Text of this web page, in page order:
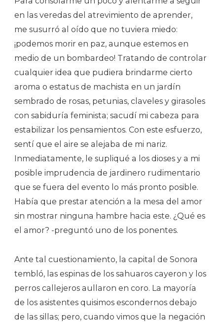
en las veredas del atrevimiento de aprender,
me susurró al oído que no tuviera miedo:
¡podemos morir en paz, aunque estemos en
medio de un bombardeo! Tratando de controlar
cualquier idea que pudiera brindarme cierto
aroma o estatus de machista en un jardín
sembrado de rosas, petunias, claveles y girasoles
con sabiduría feminista; sacudí mi cabeza para
estabilizar los pensamientos. Con este esfuerzo,
sentí que el aire se alejaba de mi nariz.
Inmediatamente, le supliqué a los dioses y a mi
posible imprudencia de jardinero rudimentario
que se fuera del evento lo más pronto posible.
Había que prestar atención a la mesa del amor
sin mostrar ninguna hambre hacia este. ¿Qué es
el amor? -preguntó uno de los ponentes.
Ante tal cuestionamiento, la capital de Sonora
tembló, las espinas de los sahuaros cayeron y los
perros callejeros aullaron en coro. La mayoría
de los asistentes quisimos escondernos debajo
de las sillas; pero, cuando vimos que la negación